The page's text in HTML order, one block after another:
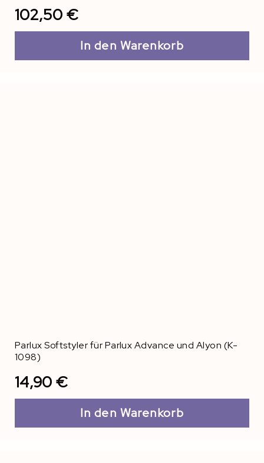
102,50 €
In den Warenkorb
Parlux Softstyler für Parlux Advance und Alyon (K-
1098)
14,90 €
In den Warenkorb